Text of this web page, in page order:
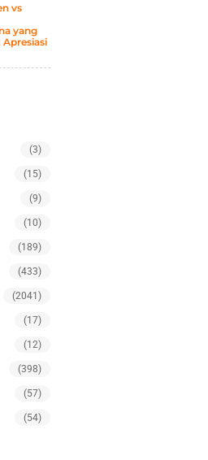
vs
yang
(3)
(15)
(9)
(10)
(189)
(433)
(2041)
(17)
(12)
(398)
(57)
(54)